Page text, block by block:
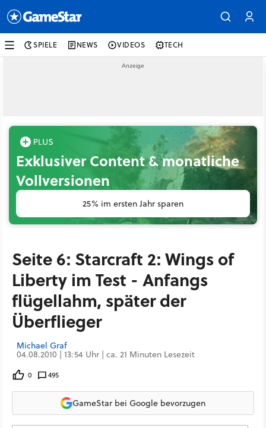
SPIELE NEWS VIDEOS TECH
Exklusiver Content & monatliche
Vollversionen
25% im ersten Jahr sparen
Seite 6: Starcraft 2: Wings of
Liberty im Test - Anfangs
flügellahm, später der
Überflieger
Michael Graf
04.08.2010 | 13:54 Uhr | ca. 21 Minuten Lesezeit
0 495
GameStar bei Google bevorzugen